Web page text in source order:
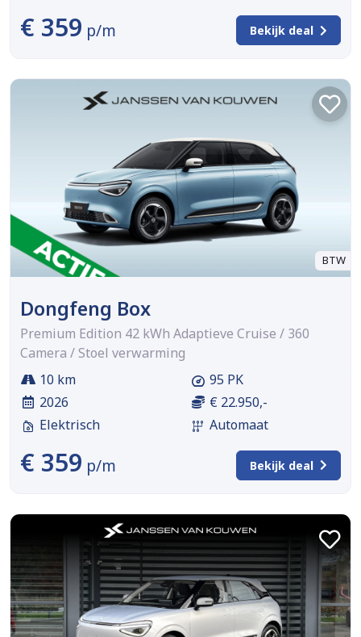
€ 359 p/m Bekijk deal
BTW
Dongfeng Box
Premium Edition 42 kWh Adaptieve Cruise / 360
Camera / Stoel verwarming
10 km
2026
Elektrisch
95 PK
€ 22.950,-
Automaat
€ 359 p/m Bekijk deal